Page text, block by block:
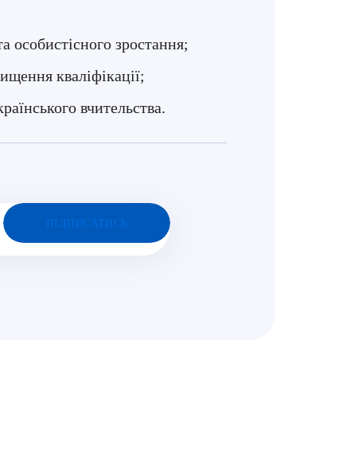
особистісного зростання;
кваліфікації;
вчительства.
ПІДПИСАТИСЬ